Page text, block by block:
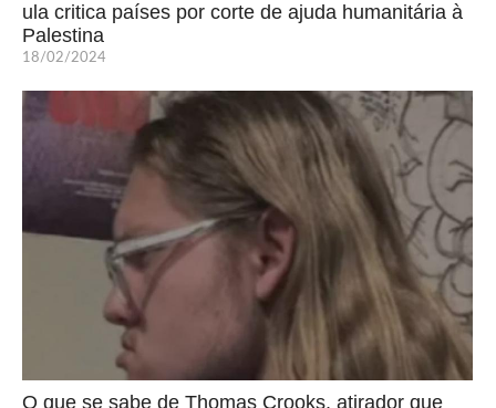
ula critica países por corte de ajuda humanitária à
Palestina
18/02/2024
O que se sabe de Thomas Crooks, atirador que